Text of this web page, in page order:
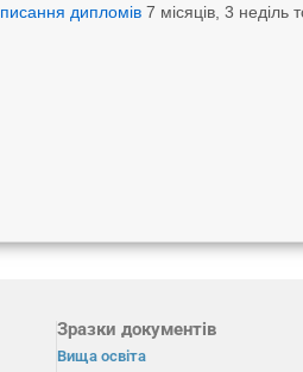
дипломів 7 місяців, 3 неділь
Зразки документів
Вища освіта